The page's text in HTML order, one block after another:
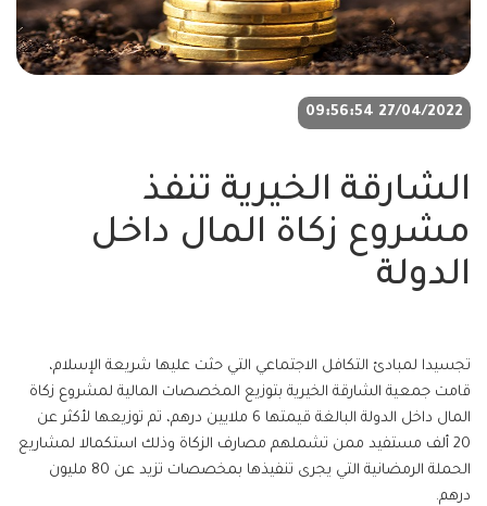
27/04/2022 09:56:54
الشارقة الخيرية تنفذ
مشروع زكاة المال داخل
الدولة
تجسيدا لمبادئ التكافل الاجتماعي التي حثت عليها شريعة الإسلام،
قامت جمعية الشارقة الخيرية بتوزيع المخصصات المالية لمشروع زكاة
المال داخل الدولة البالغة قيمتها 6 ملايين درهم، تم توزيعها لأكثر عن
20 ألف مستفيد ممن تشملهم مصارف الزكاة وذلك استكمالا لمشاريع
الحملة الرمضانية التي يجرى تنفيذها بمخصصات تزيد عن 80 مليون
درهم.